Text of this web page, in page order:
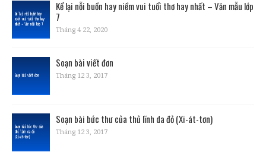
Kể lại nỗi buồn hay niềm vui tuổi thơ hay nhất – Văn mẫu lớp
7
Tháng 4 22, 2020
Soạn bài viết đơn
Tháng 12 3, 2017
Soạn bài bức thư của thủ lĩnh da đỏ (Xi-át-tơn)
Tháng 12 3, 2017